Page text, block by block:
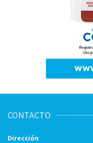
CONTACTO
Dirección